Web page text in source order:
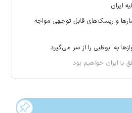
ایران
و ریسک‌های قابل توجهی مواجه
به ابوظبی را از سر می‌گیرد
با ایران خواهیم بود